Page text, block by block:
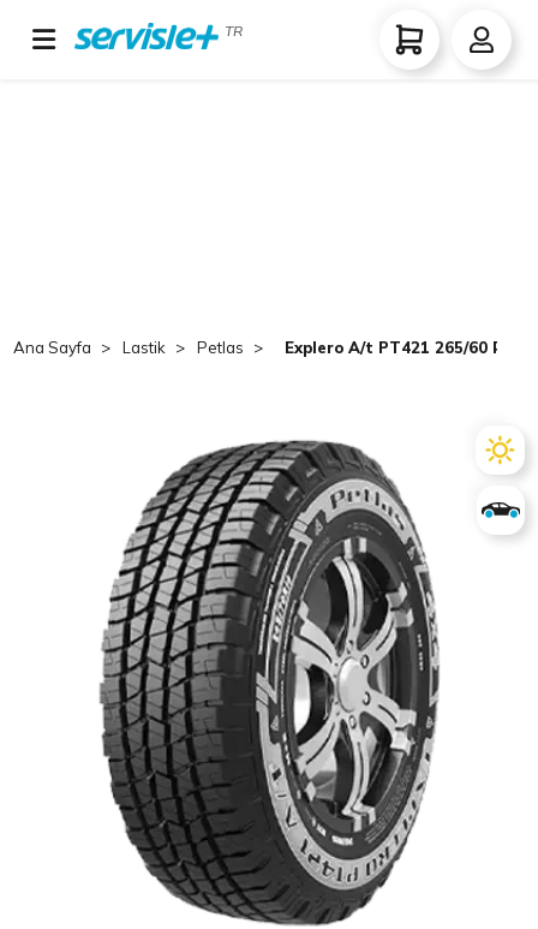
TR
Ana Sayfa Lastik Petlas Explero A/t PT421 265/60 R18